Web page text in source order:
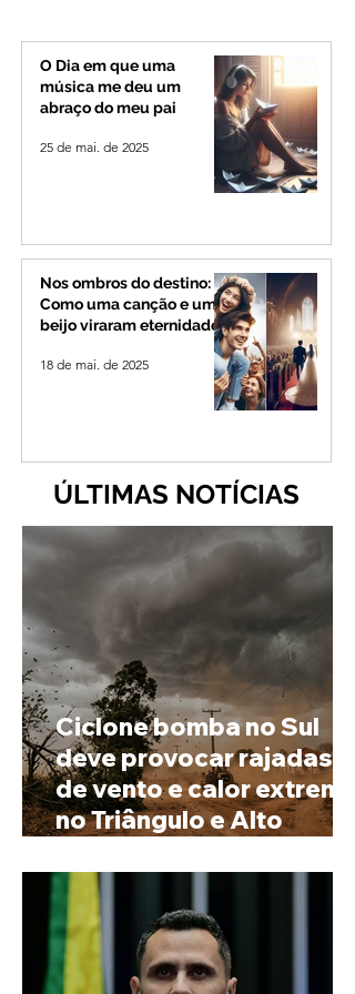
de Minas
O Dia em que uma
música me deu um
abraço do meu pai
25 de mai. de 2025
Nos ombros do destino:
Como uma canção e um
beijo viraram eternidade
18 de mai. de 2025
ÚLTIMAS NOTÍCIAS
Ciclone bomba no Sul
deve provocar rajadas
de vento e calor extremo
no Triângulo e Alto